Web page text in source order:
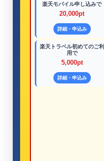
楽天モバイル申し込みで
20,000pt
詳細・申込み
楽天トラベル初めてのご利
用で
5,000pt
詳細・申込み